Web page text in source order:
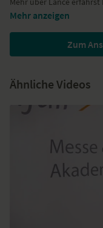
Mehr anzeigen
Zum
Ähnliche Videos